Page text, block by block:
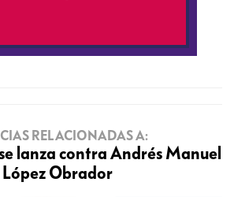
RELACIONADAS A:
lanza contra Andrés Manuel
López Obrador